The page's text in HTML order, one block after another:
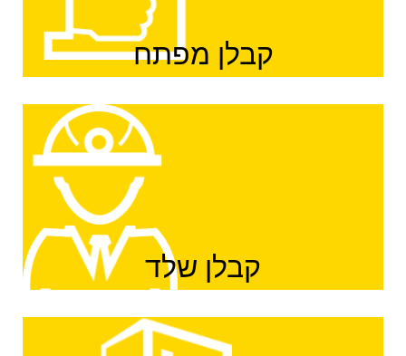
קבלן מפתח
קבלן שלד